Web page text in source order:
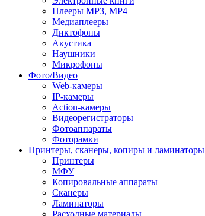
Плееры MP3, MP4
Медиаплееры
Диктофоны
Акустика
Наушники
Микрофоны
Фото/Видео
Web-камеры
IP-камеры
Action-камеры
Видеорегистраторы
Фотоаппараты
Фоторамки
Принтеры, сканеры, копиры и ламинаторы
Принтеры
МФУ
Копировальные аппараты
Сканеры
Ламинаторы
Расходные материалы